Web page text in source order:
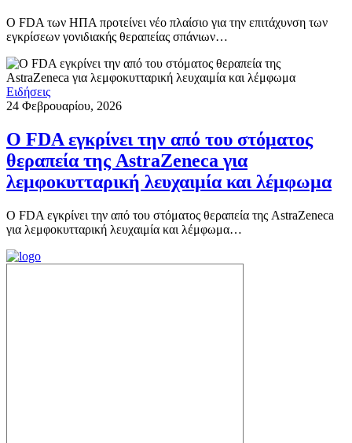
Ο FDA των ΗΠΑ προτείνει νέο πλαίσιο για την επιτάχυνση των
εγκρίσεων γονιδιακής θεραπείας σπάνιων…
Ειδήσεις
24 Φεβρουαρίου, 2026
Ο FDA εγκρίνει την από του στόματος
θεραπεία της AstraZeneca για
λεμφοκυτταρική λευχαιμία και λέμφωμα
Ο FDA εγκρίνει την από του στόματος θεραπεία της AstraZeneca
για λεμφοκυτταρική λευχαιμία και λέμφωμα…